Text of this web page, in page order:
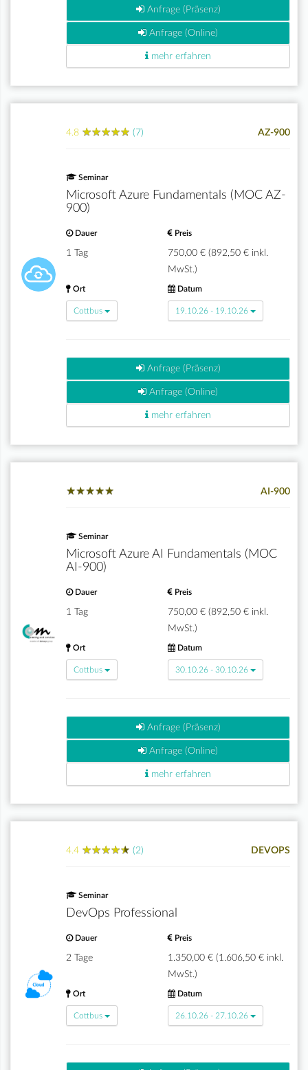
Anfrage (Präsenz)
Anfrage (Online)
mehr erfahren
4.8 ★★★★★
★★★★★ (7) AZ-900
Seminar
Microsoft Azure Fundamentals (MOC AZ-
900)
Dauer
1 Tag
Preis
750,00 € (892,50 € inkl.
MwSt.)
Ort
Cottbus
Datum
19.10.26 - 19.10.26
Anfrage (Präsenz)
Anfrage (Online)
mehr erfahren
★★★★★
★★★★★ AI-900
Seminar
Microsoft Azure AI Fundamentals (MOC
AI-900)
Dauer
1 Tag
Preis
750,00 € (892,50 € inkl.
MwSt.)
Ort
Cottbus
Datum
30.10.26 - 30.10.26
Anfrage (Präsenz)
Anfrage (Online)
mehr erfahren
4.4 ★★★★★
★★★★★ (2) DEVOPS
Seminar
DevOps Professional
Dauer
2 Tage
Preis
1.350,00 € (1.606,50 € inkl.
MwSt.)
Ort
Cottbus
Datum
26.10.26 - 27.10.26